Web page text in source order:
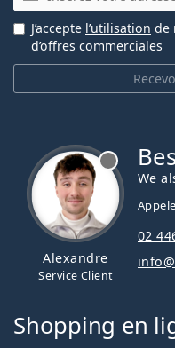
J’accepte l’utilisation de
d’offres commerciales
Alexandre
Service Client
We
02
Shopping en